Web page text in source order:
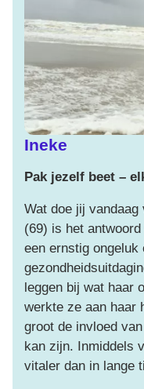
Ineke
Pak jezelf beet –
Wat doe jij vandaag
(69) is het
een ernstig ongeluk
leggen bij wat haar
werkte ze aan haar
groot de invloed
kan zijn. Inmiddels
vitaler dan in lange